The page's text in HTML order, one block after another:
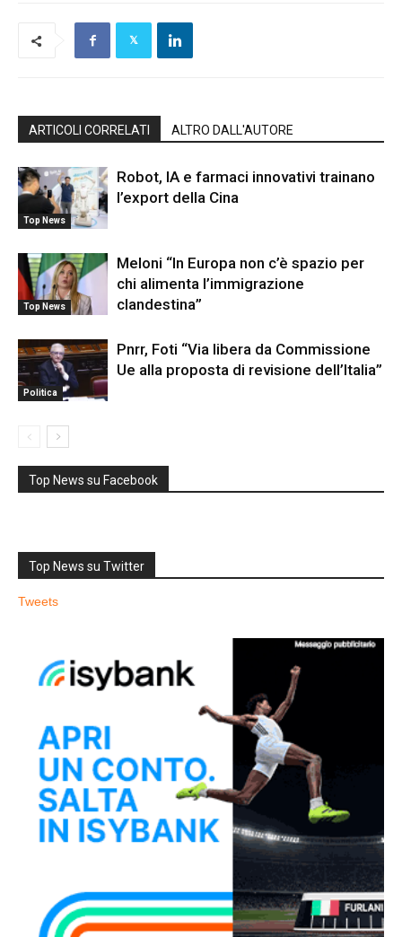
ARTICOLI CORRELATI ALTRO DALL'AUTORE
Top News
Robot, IA e farmaci innovativi trainano
l’export della Cina
Top News
Meloni “In Europa non c’è spazio per
chi alimenta l’immigrazione
clandestina”
Politica
Pnrr, Foti “Via libera da Commissione
Ue alla proposta di revisione dell’Italia”
Top News su Facebook
Top News su Twitter
Tweets